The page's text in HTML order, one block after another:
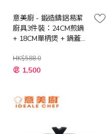
意美廚 - 鍛造鑄鋁易潔
廚具3件裝：24CM煎鍋
+ 18CM單柄煲 + 鍋蓋
HK$588.0
特
殊 1,500